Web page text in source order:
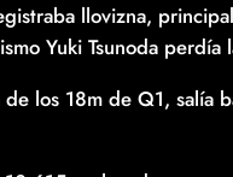
llovizna,
Yuki Tsunoda
los 18m de Q1, salía